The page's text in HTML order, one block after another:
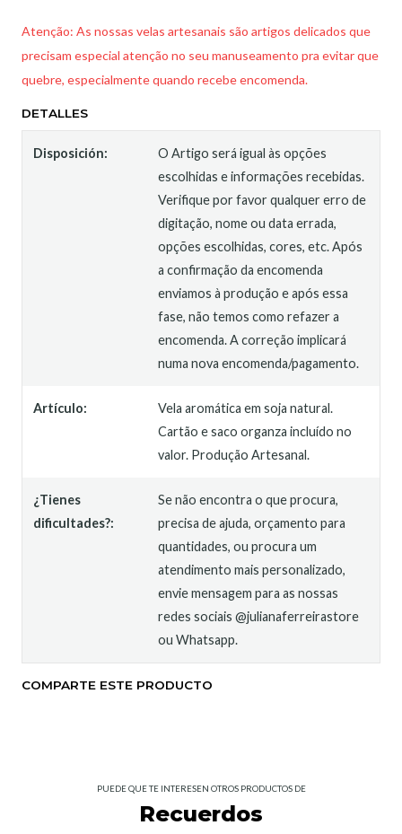
Atenção: As nossas velas artesanais são artigos delicados que
precisam especial atenção no seu manuseamento pra evitar que
quebre, especialmente quando recebe encomenda.
DETALLES
Disposición:
O Artigo será igual às opções
escolhidas e informações recebidas.
Verifique por favor qualquer erro de
digitação, nome ou data errada,
opções escolhidas, cores, etc. Após
a confirmação da encomenda
enviamos à produção e após essa
fase, não temos como refazer a
encomenda. A correção implicará
numa nova encomenda/pagamento.
Artículo:
Vela aromática em soja natural.
Cartão e saco organza incluído no
valor. Produção Artesanal.
¿Tienes
dificultades?:
Se não encontra o que procura,
precisa de ajuda, orçamento para
quantidades, ou procura um
atendimento mais personalizado,
envie mensagem para as nossas
redes sociais @julianaferreirastore
ou Whatsapp.
COMPARTE ESTE PRODUCTO
PUEDE QUE TE INTERESEN OTROS PRODUCTOS DE
Recuerdos